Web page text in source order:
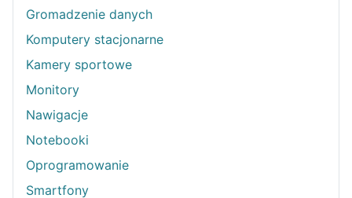
Gromadzenie danych
Komputery stacjonarne
Kamery sportowe
Monitory
Nawigacje
Notebooki
Oprogramowanie
Smartfony